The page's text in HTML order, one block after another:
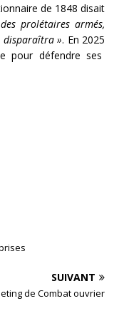
de 1848 disait
prolétaires armés,
disparaîtra ». En 2025
pour défendre ses
SUIVANT
de Combat ouvrier